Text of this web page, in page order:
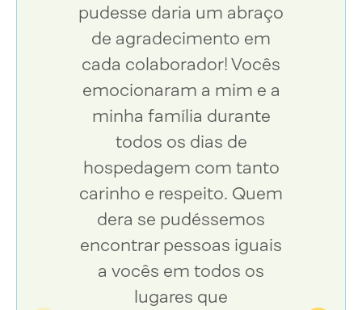
pudesse daria um abraço
de agradecimento em
cada colaborador! Vocês
emocionaram a mim e a
minha família durante
todos os dias de
hospedagem com tanto
carinho e respeito. Quem
dera se pudéssemos
encontrar pessoas iguais
a vocês em todos os
lugares que